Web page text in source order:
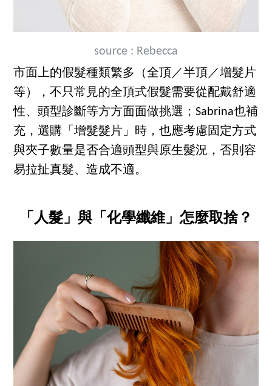
source : Rebecca
市面上的假髮種類繁多（全頂／半頂／增髮片
等），不只常見的全頂式假髮需要從配戴舒適
性、頭型診斷等方方面面做挑選；Sabrina也補
充，選購「增髮髮片」時，也應考慮固定方式
與夾子數量是否合適頭型與原生髮況，否則容
易拉扯真髮、造成不適。
「人髮」與「化學纖維」怎麼取捨？